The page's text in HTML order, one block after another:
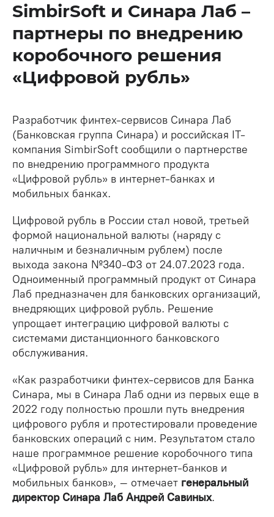
SimbirSoft и Синара Лаб –
партнеры по внедрению
коробочного решения
«Цифровой рубль»
Разработчик финтех-сервисов Синара Лаб
(Банковская группа Синара) и российская IT-
компания SimbirSoft сообщили о партнерстве
по внедрению программного продукта
«Цифровой рубль» в интернет-банках и
мобильных банках.
Цифровой рубль в России стал новой, третьей
формой национальной валюты (наряду с
наличным и безналичным рублем) после
выхода закона №340-ФЗ от 24.07.2023 года.
Одноименный программный продукт от Синара
Лаб предназначен для банковских организаций,
внедряющих цифровой рубль. Решение
упрощает интеграцию цифровой валюты с
системами дистанционного банковского
обслуживания.
«Как разработчики финтех-сервисов для Банка
Синара, мы в Синара Лаб одни из первых еще в
2022 году полностью прошли путь внедрения
цифрового рубля и протестировали проведение
банковских операций с ним. Результатом стало
наше программное решение коробочного типа
«Цифровой рубль» для интернет-банков и
мобильных банков», – отмечает генеральный
директор Синара Лаб Андрей Савиных.